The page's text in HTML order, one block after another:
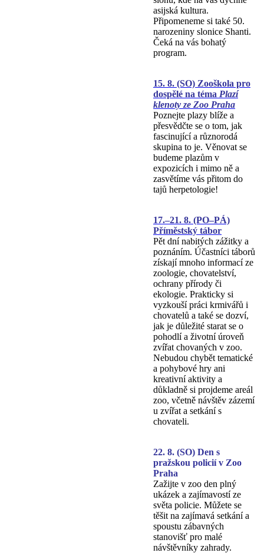
asijská kultura.
Připomeneme si také 50.
narozeniny slonice Shanti.
Čeká na vás bohatý
program.
15. 8. (SO) Zooškola pro
dospělé na téma Plazí
klenoty ze Zoo Praha
Poznejte plazy blíže a
přesvědčte se o tom, jak
fascinující a různorodá
skupina to je. Věnovat se
budeme plazům v
expozicích i mimo ně a
zasvětíme vás přitom do
tajů herpetologie!
17.–21. 8. (PO–PÁ)
Příměstský tábor
Pět dní nabitých zážitky a
poznáním. Účastníci táborů
získají mnoho informací ze
zoologie, chovatelství,
ochrany přírody či
ekologie. Prakticky si
vyzkouší práci krmivářů i
chovatelů a také se dozví,
jak je důležité starat se o
pohodlí a životní úroveň
zvířat chovaných v zoo.
Nebudou chybět tematické
a pohybové hry ani
kreativní aktivity a
důkladně si projdeme areál
zoo, včetně návštěv zázemí
u zvířat a setkání s
chovateli.
22. 8. (SO) Den s
pražskou policií v Zoo
Praha
Zažijte v zoo den plný
ukázek a zajímavostí ze
světa policie. Můžete se
těšit na zajímavá setkání a
spoustu zábavných
stanovišť pro malé
návštěvníky zahrady.